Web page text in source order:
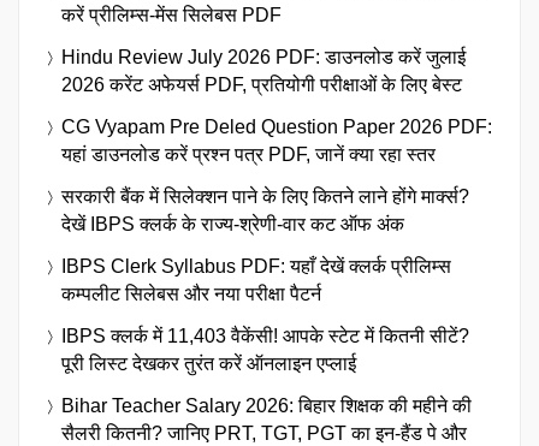
करें प्रीलिम्स-मेंस सिलेबस PDF
Hindu Review July 2026 PDF: डाउनलोड करें जुलाई
2026 करेंट अफेयर्स PDF, प्रतियोगी परीक्षाओं के लिए बेस्ट
CG Vyapam Pre Deled Question Paper 2026 PDF:
यहां डाउनलोड करें प्रश्न पत्र PDF, जानें क्या रहा स्तर
सरकारी बैंक में सिलेक्शन पाने के लिए कितने लाने होंगे मार्क्स?
देखें IBPS क्लर्क के राज्य-श्रेणी-वार कट ऑफ अंक
IBPS Clerk Syllabus PDF: यहाँ देखें क्लर्क प्रीलिम्स
कम्पलीट सिलेबस और नया परीक्षा पैटर्न
IBPS क्लर्क में 11,403 वैकेंसी! आपके स्टेट में कितनी सीटें?
पूरी लिस्ट देखकर तुरंत करें ऑनलाइन एप्लाई
Bihar Teacher Salary 2026: बिहार शिक्षक की महीने की
सैलरी कितनी? जानिए PRT, TGT, PGT का इन-हैंड पे और